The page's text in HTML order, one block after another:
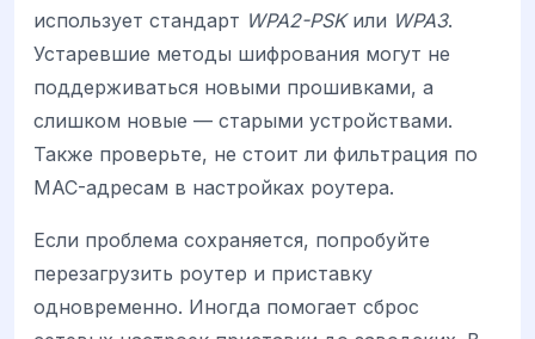
использует стандарт WPA2-PSKили WPA3.
Устаревшие методы шифрования могут не
поддерживаться новыми прошивками, а
слишком новые — старыми устройствами.
Также проверьте, не стоит ли фильтрация по
MAC-адресам в настройках роутера.
Если проблема сохраняется, попробуйте
перезагрузить роутер и приставку
одновременно. Иногда помогает сброс